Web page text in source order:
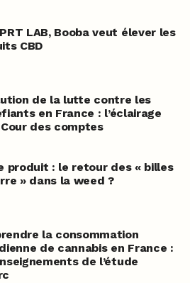
LAB, Booba veut élever les
CBD
de la lutte contre les
en France : l’éclairage
des comptes
produit : le retour des « billes
» dans la weed ?
la consommation
de cannabis en France :
de l’étude